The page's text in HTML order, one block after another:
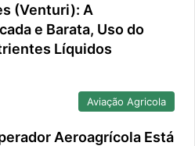
(Venturi): A
e Barata, Uso do
Líquidos
Aviação Agricola
Aeroagrícola Está